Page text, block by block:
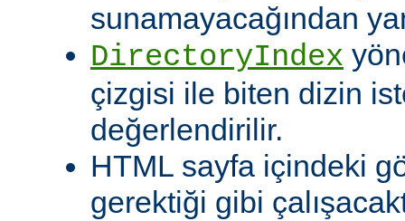
sunamayacağından
DirectoryIndex
çizgisi ile biten dizin
değerlendirilir.
HTML sayfa içindeki
gerektiği gibi